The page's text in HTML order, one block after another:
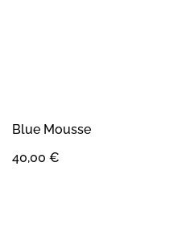
Blue Mousse
40,00 €